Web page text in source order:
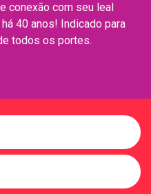
conexão com seu leal
40 anos! Indicado para
todos os portes.